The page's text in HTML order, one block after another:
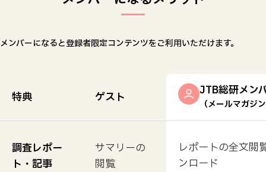
メンバーになると登録者限定コンテンツをご利用いただけます。
特典 ゲスト JTB総研メン
（メールマガジ
調査レポー
ト・記事
サマリーの
閲覧
レポートの全文閲
ンロード